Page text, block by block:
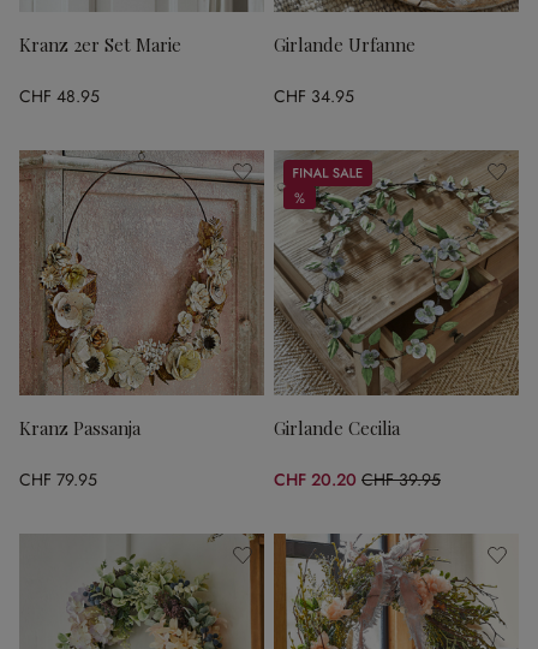
Kranz 2er Set Marie
CHF 48.95
Girlande Urfanne
CHF 34.95
Kranz Passanja
CHF 79.95
Sale
%
%
Girlande Cecilia
CHF 20.20 CHF 39.95
(49.44% gespart)